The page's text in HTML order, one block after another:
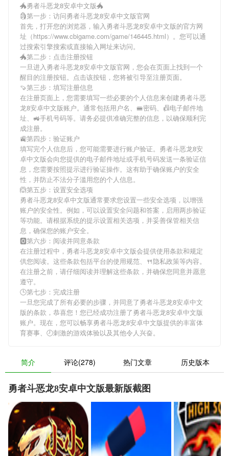
🐲勇者斗恶龙8安卓中文版🐲
🗿第一步：访问勇者斗恶龙8安卓中文版官网
首先，打开您的浏览器，输入勇者斗恶龙8安卓中文版的官方网
址（https://www.cbigame.com/game/146445.html）。您可以通
过搜索引擎搜索或直接输入网址来访问。
🐲第二步：点击注册按钮
一旦进入勇者斗恶龙8安卓中文版官网，您会在页面上找到一个
醒目的注册按钮。点击该按钮，您将被引导至注册页面。
🍠第三步：填写注册信息
在注册页面上，您需要填写一些必要的个人信息来创建勇者斗恶
龙8安卓中文版账户。通常包括用户名、🚝密码、📠电子邮件地
址、🚜手机号码等。请务必提供准确完整的信息，以确保顺利完
成注册。
🚉第四步：验证账户
填写完个人信息后，您可能需要进行账户验证。勇者斗恶龙8安
卓中文版会向您提供的电子邮件地址或手机号码发送一条验证信
息，您需要按照提示进行验证操作。这有助于确保账户的安全
性，并防止不法分子滥用您的个人信息。
🙆第五步：设置安全选项
勇者斗恶龙8安卓中文版通常要求您设置一些安全选项，以增强
账户的安全性。例如，可以设置安全问题和答案，启用两步验证
等功能。请根据系统的提示设置相关选项，并妥善保管相关信
息，确保您的账户安全。
🅾第六步：阅读并同意条款
在注册过程中，勇者斗恶龙8安卓中文版会提供使用条款和规定
供您阅读。这些条款包括平台的使用规范、🍴隐私政策等内容。
在注册之前，请仔细阅读并理解这些条款，并确保您同意并愿意
遵守。
🕒第七步：完成注册
一旦您完成了所有必要的步骤，并同意了勇者斗恶龙8安卓中文
版的条款，恭喜您！您已经成功注册了勇者斗恶龙8安卓中文版
账户。现在，您可以畅享勇者斗恶龙8安卓中文版提供的丰富体
育赛事、🕗刺激的游戏体验以及其他令人兴奋。
简介 评论(278) 热门文章 历史版本
勇者斗恶龙8安卓中文版最新版截图